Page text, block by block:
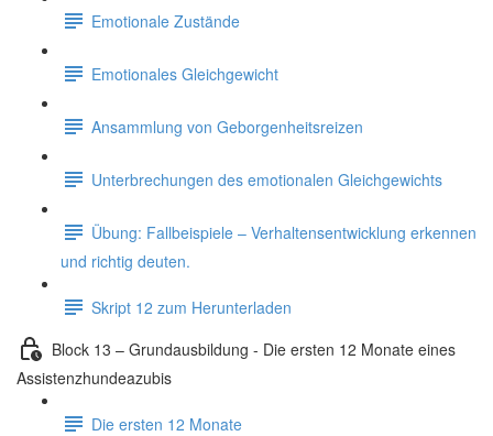
Emotionale Zustände
Emotionales Gleichgewicht
Ansammlung von Geborgenheitsreizen
Unterbrechungen des emotionalen Gleichgewichts
Übung: Fallbeispiele – Verhaltensentwicklung erkennen
und richtig deuten.
Skript 12 zum Herunterladen
Block 13 – Grundausbildung - Die ersten 12 Monate eines
Assistenzhundeazubis
Die ersten 12 Monate